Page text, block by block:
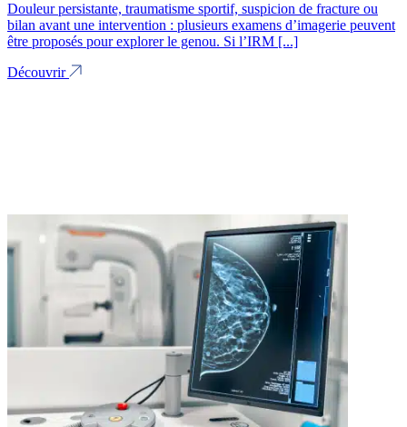
Douleur persistante, traumatisme sportif, suspicion de fracture ou
bilan avant une intervention : plusieurs examens d’imagerie peuvent
être proposés pour explorer le genou. Si l’IRM [...]
Découvrir